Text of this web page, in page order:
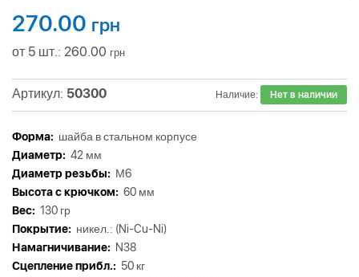
270.00 грн
от 5 шт.: 260.00 грн
Артикул: 50300 Наличие: Нет в наличии
Форма: шайба в стальном корпусе
Диаметр: 42 мм
Диаметр резьбы: М6
Высота с крючком: 60 мм
Вес: 130 гр
Покрытие: никел.: (Ni-Cu-Ni)
Намагничивание: N38
Сцепление прибл.: 50 кг